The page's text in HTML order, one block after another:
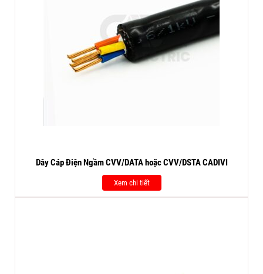
Dây Cáp Điện Ngầm CVV/DATA hoặc CVV/DSTA CADIVI
Xem chi tiết